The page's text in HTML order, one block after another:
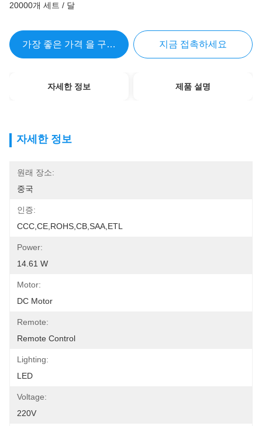
20000개 세트 / 달
가장 좋은 가격 을 구하라 지금 접촉하세요
자세한 정보 제품 설명
자세한 정보
원래 장소:
중국
인증:
CCC,CE,ROHS,CB,SAA,ETL
Power:
14.61 W
Motor:
DC Motor
Remote:
Remote Control
Lighting:
LED
Voltage:
220V